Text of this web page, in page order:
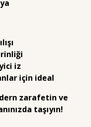
iz
için ideal
zarafetin ve
taşıyın!